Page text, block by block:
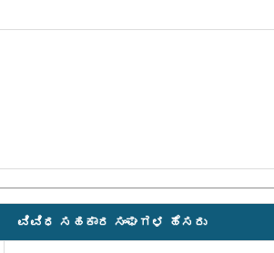
ವಿವಿಧ ಸಹಕಾರ ಸಂಘಗಳ ಹೆಸರು